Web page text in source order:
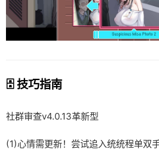
🗄️ 技巧指南
社群审查v4.0.13革新型
(1)心情需更新！尝试追入统统程单双